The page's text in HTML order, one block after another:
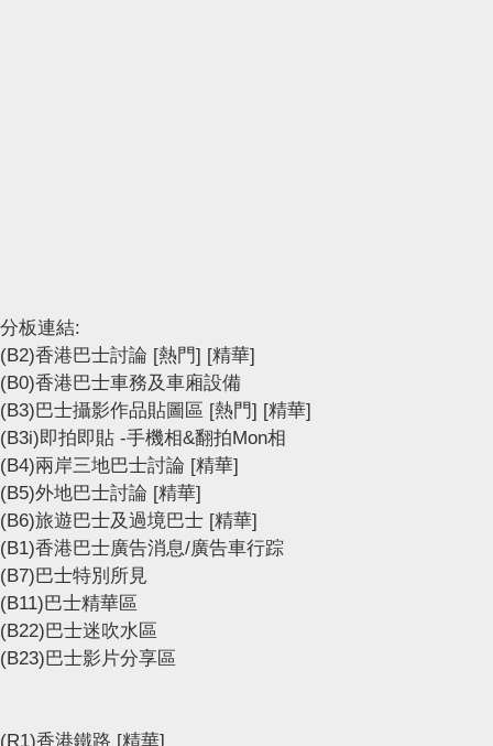
分板連結:
(B2)香港巴士討論 [熱門] [精華]
(B0)香港巴士車務及車廂設備
(B3)巴士攝影作品貼圖區 [熱門] [精華]
(B3i)即拍即貼 -手機相&翻拍Mon相
(B4)兩岸三地巴士討論 [精華]
(B5)外地巴士討論 [精華]
(B6)旅遊巴士及過境巴士 [精華]
(B1)香港巴士廣告消息/廣告車行踪
(B7)巴士特別所見
(B11)巴士精華區
(B22)巴士迷吹水區
(B23)巴士影片分享區
(R1)香港鐵路 [精華]